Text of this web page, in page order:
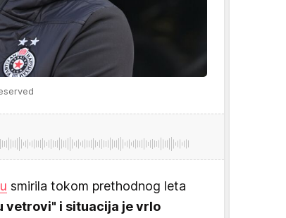
smirila tokom prethodnog leta
vetrovi" i situacija je vrlo